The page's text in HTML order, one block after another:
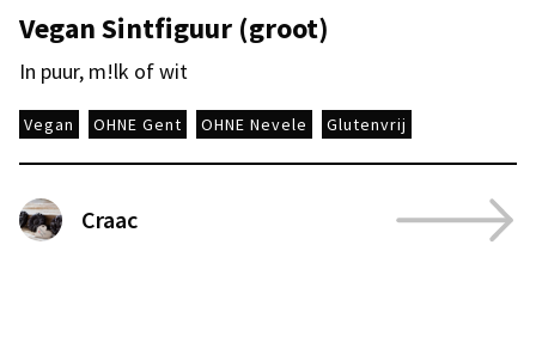
Vegan Sintfiguur (groot)
In puur, m!lk of wit
Vegan OHNE Gent OHNE Nevele Glutenvrij
Craac